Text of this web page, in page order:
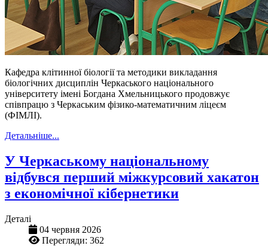
Кафедра клітинної біології та методики викладання
біологічних дисциплін Черкаського національного
університету імені Богдана Хмельницького продовжує
співпрацю з Черкаським фізико-математичним ліцеєм
(ФІМЛІ).
Детальніше...
У Черкаському національному
відбувся перший міжкурсовий хакатон
з економічної кібернетики
Деталі
04 червня 2026
Перегляди: 362